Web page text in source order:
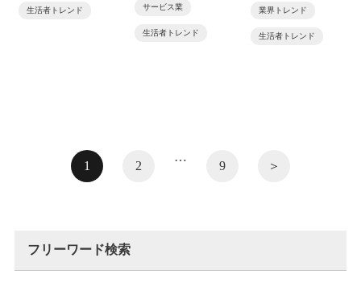
フリーワード検索
生活者トレンド サービス業
生活者トレンド
業界トレンド
生活者トレンド
1 2
…
9 ＞